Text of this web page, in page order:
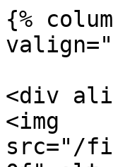
{%
<div
<img
src="/